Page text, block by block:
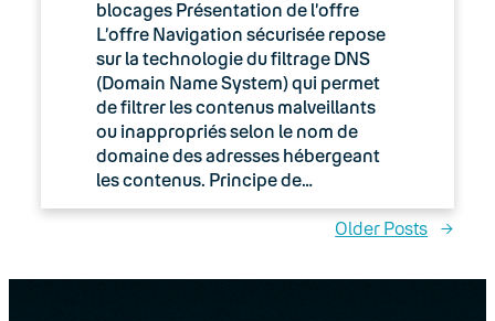
blocages Présentation de l’offre
L’offre Navigation sécurisée repose
sur la technologie du filtrage DNS
(Domain Name System) qui permet
de filtrer les contenus malveillants
ou inappropriés selon le nom de
domaine des adresses hébergeant
les contenus. Principe de…
Older Posts →